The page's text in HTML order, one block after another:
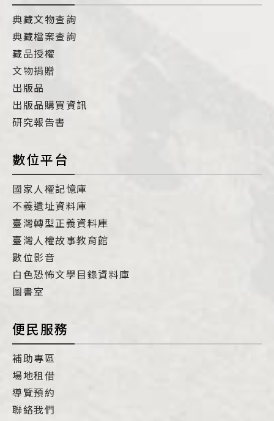
典藏文物查詢
典藏檔案查詢
藏品授權
文物捐贈
出版品
出版品購買資訊
研究報告書
數位平台
國家人權記憶庫
不義遺址資料庫
臺灣轉型正義資料庫
臺灣人權故事教育館
數位影音
白色恐怖文學目錄資料庫
圖書室
便民服務
補助專區
場地租借
導覽預約
聯絡我們